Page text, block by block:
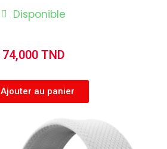
Disponible
74,000 TND
Ajouter au panier